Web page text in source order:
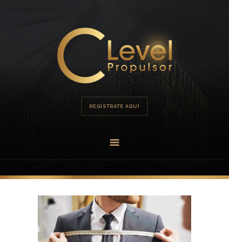
REGÍSTRATE AQUÍ
HOME
PORTAFOLIO
OFERTA